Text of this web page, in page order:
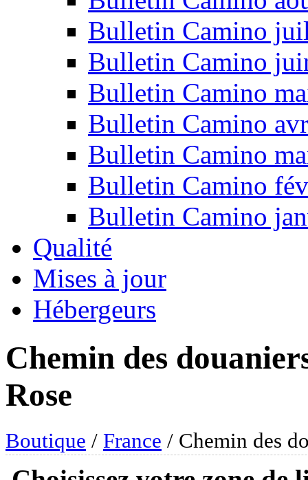
Bulletin Camino
Bulletin Camino
Bulletin Camino
Bulletin Camino
Bulletin Camino
Bulletin Camino
Bulletin Camino
Qualité
Mises à jour
Hébergeurs
Chemin des
Rose
Boutique / France / Chemin des